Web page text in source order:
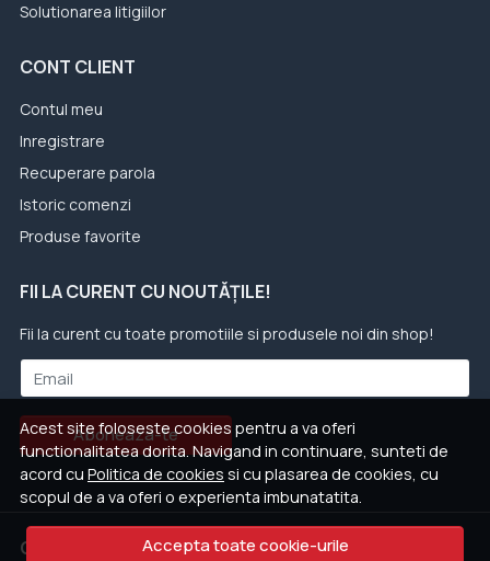
Acest site foloseste cookies pentru a va oferi
functionalitatea dorita. Navigand in continuare, sunteti de
acord cu Politica de cookies si cu plasarea de cookies, cu
scopul de a va oferi o experienta imbunatatita.
Accepta toate cookie-urile
Solutionarea litigiilor
CONT CLIENT
Contul meu
Inregistrare
Recuperare parola
Istoric comenzi
Produse favorite
FII LA CURENT CU NOUTĂȚILE!
Fii la curent cu toate promotiile si produsele noi din shop!
Email
Aboneaza-te
CONTACT